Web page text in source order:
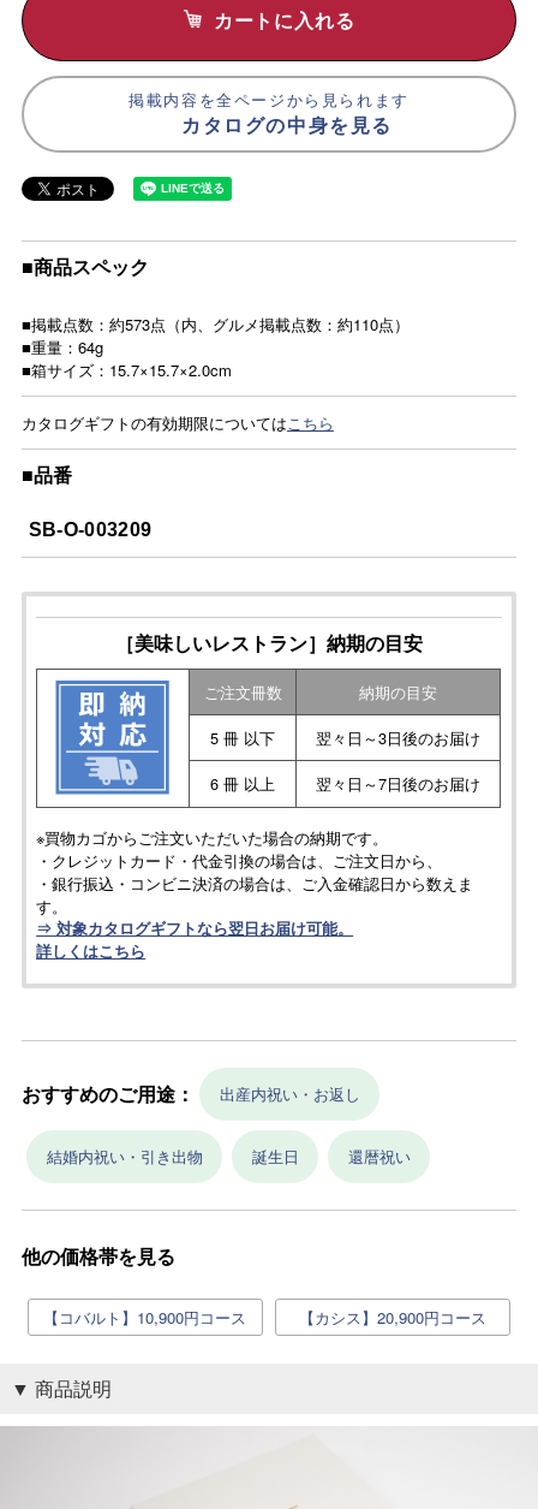
カートに入れる
掲載内容を全ページから見られます
カタログの中身を見る
■商品スペック
■掲載点数：約573点（内、グルメ掲載点数：約110点）
■重量：64g
■箱サイズ：15.7×15.7×2.0cm
カタログギフトの有効期限についてはこちら
■品番
SB-O-003209
［美味しいレストラン］納期の目安
ご注文冊数
納期の目安
5 冊 以下
翌々日～3日後のお届け
6 冊 以上
翌々日～7日後のお届け
※買物カゴからご注文いただいた場合の納期です。
・クレジットカード・代金引換の場合は、ご注文日から、
・銀行振込・コンビニ決済の場合は、ご入金確認日から数えま
す。
⇒ 対象カタログギフトなら翌日お届け可能。
詳しくはこちら
おすすめのご用途： 出産内祝い・お返し
結婚内祝い・引き出物 誕生日 還暦祝い
他の価格帯を見る
【コバルト】10,900円コース 【カシス】20,900円コース
商品説明